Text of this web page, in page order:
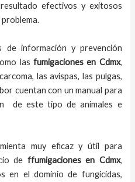
efectivos y exitosos
problema.
de información y prevención
las fumigacionesen Cdmx,
las avispas, las pulgas,
cuentan con un manual para
de este tipo de animales e
muy eficaz y útil para
de ffumigaciones en Cdmx,
en el dominio de fungicidas,